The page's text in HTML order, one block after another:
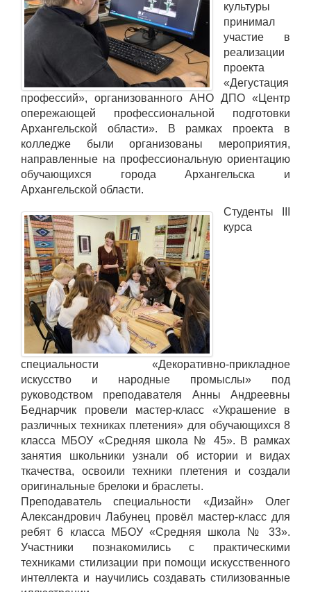
культуры
принимал
участие в
реализации
проекта
«Дегустация
профессий», организованного АНО ДПО «Центр
опережающей профессиональной подготовки
Архангельской области». В рамках проекта в
колледже были организованы мероприятия,
направленные на профессиональную ориентацию
обучающихся города Архангельска и
Архангельской области.
Студенты III
курса
специальности «Декоративно-прикладное
искусство и народные промыслы» под
руководством преподавателя Анны Андреевны
Беднарчик провели мастер-класс «Украшение в
различных техниках плетения» для обучающихся 8
класса МБОУ «Средняя школа № 45». В рамках
занятия школьники узнали об истории и видах
ткачества, освоили техники плетения и создали
оригинальные брелоки и браслеты.
Преподаватель специальности «Дизайн» Олег
Александрович Лабунец провёл мастер-класс для
ребят 6 класса МБОУ «Средняя школа № 33».
Участники познакомились с практическими
техниками стилизации при помощи искусственного
интеллекта и научились создавать стилизованные